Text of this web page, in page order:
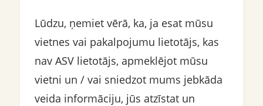
Lūdzu, ņemiet vērā, ka, ja esat mūsu
vietnes vai pakalpojumu lietotājs, kas
nav ASV lietotājs, apmeklējot mūsu
vietni un / vai sniedzot mums jebkāda
veida informāciju, jūs atzīstat un